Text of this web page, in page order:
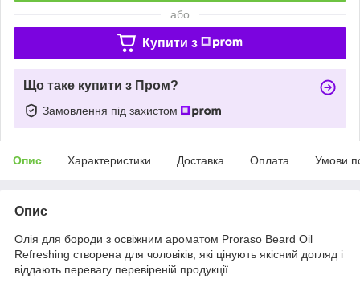
або
Купити з
Що таке купити з Пром?
Замовлення під захистом
Опис Характеристики Доставка Оплата Умови
Опис
Олія для бороди з освіжним ароматом Proraso Beard Oil
Refreshing створена для чоловіків, які цінують якісний догляд і
віддають перевагу перевіреній продукції.